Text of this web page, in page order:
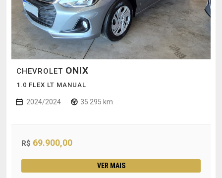
CHEVROLET ONIX
1.0 FLEX LT MANUAL
2024/2024 35.295 km
R$ 69.900,00
VER MAIS